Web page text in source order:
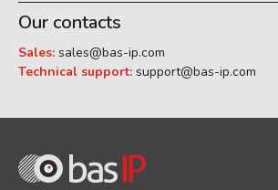
Our contacts
Sales: sales@bas-ip.com
Technical support: support@bas-ip.com